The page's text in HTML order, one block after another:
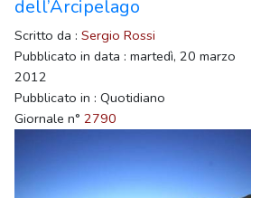
dell’Arcipelago
Scritto da : Sergio Rossi
Pubblicato in data : martedì, 20 marzo
2012
Pubblicato in : Quotidiano
Giornale n° 2790